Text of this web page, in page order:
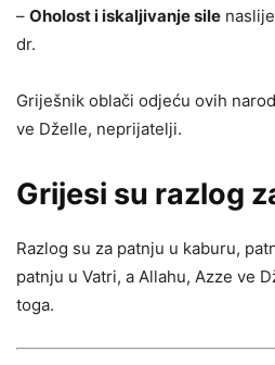
– Oholost i iskaljivanje sile
dr.
Griješnik oblači odjeću ovih
ve Dželle, neprijatelji.
Grijesi su razlog
Razlog su za patnju u kaburu,
patnju u Vatri, a Allahu, Azze ve
toga.